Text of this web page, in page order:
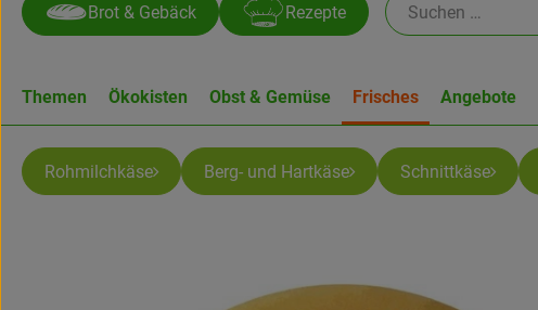
Brot & Gebäck Rezepte
Themen Ökokisten Obst & Gemüse Frisches Angebote
Rohmilchkäse Berg- und Hartkäse Schnittkäse